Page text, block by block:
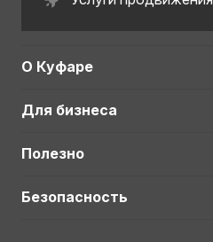
О Куфаре
Для бизнеса
Полезно
Безопасность